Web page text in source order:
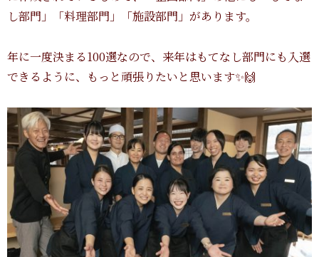
し部門」「料理部門」「施設部門」があります。
年に一度決まる100選なので、来年はもてなし部門にも入選
できるように、もっと頑張りたいと思います✨🙌